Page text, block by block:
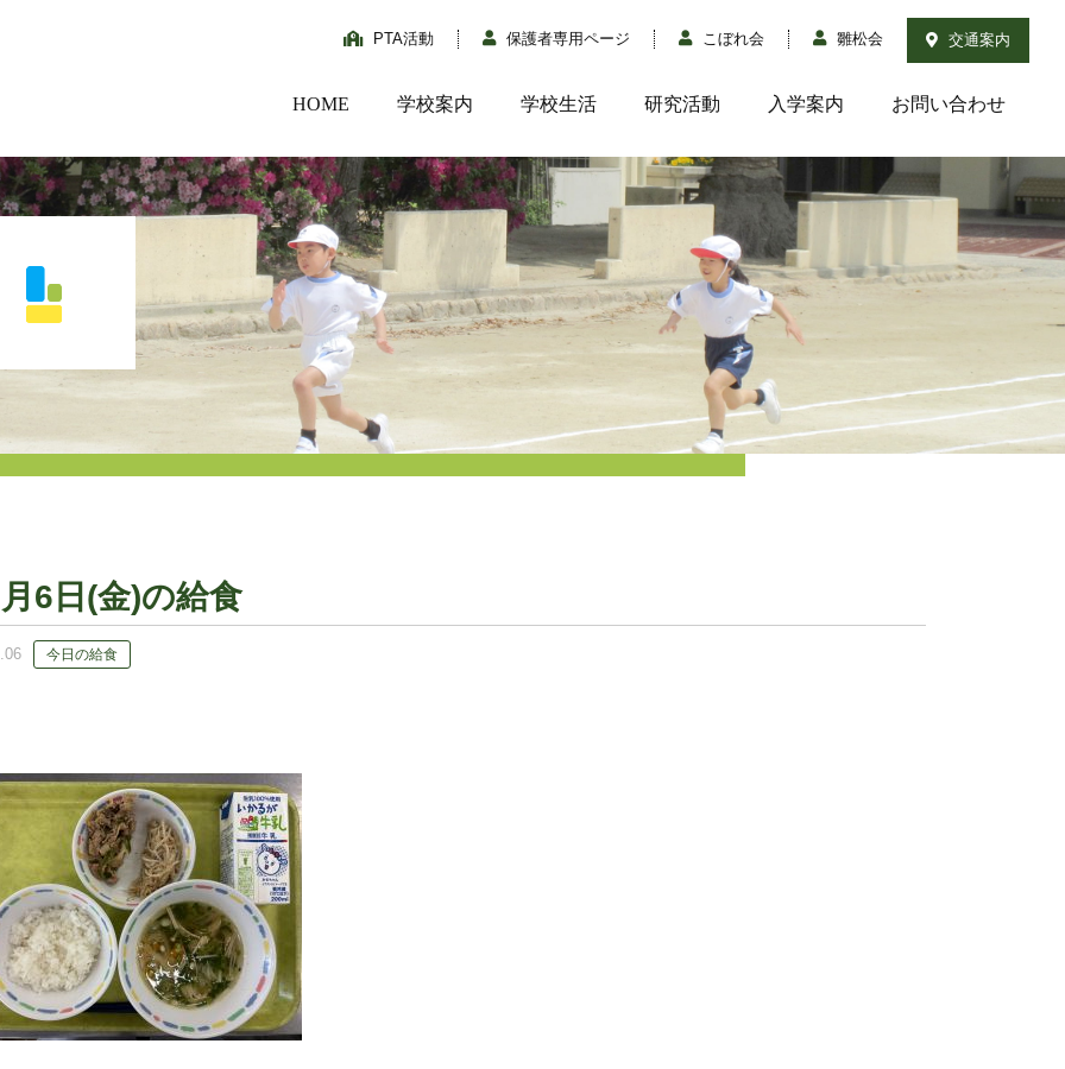
PTA活動 保護者専用ページ こぼれ会 雛松会 交通案内
HOME 学校案内 学校生活 研究活動 入学案内 お問い合わせ
6日(金)の給食
今日の給食